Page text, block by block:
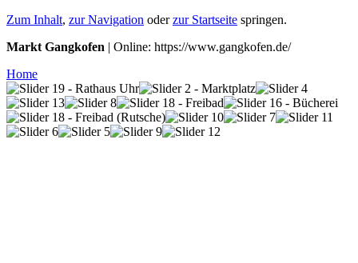
Zum Inhalt, zur Navigation oderzur Startseite springen.
Markt Gangkofen | Online: https://www.gangkofen.de/
Home